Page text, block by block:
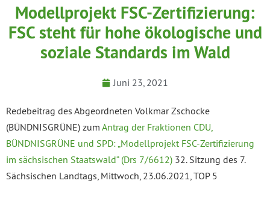
Modellprojekt FSC-Zertifizierung:
FSC steht für hohe ökologische und
soziale Standards im Wald
Juni 23, 2021
Redebeitrag des Abgeordneten Volkmar Zschocke
(BÜNDNISGRÜNE) zum Antrag der Fraktionen CDU,
BÜNDNISGRÜNE und SPD: „Modellprojekt FSC-Zertifizierung
im sächsischen Staatswald“ (Drs 7/6612) 32. Sitzung des 7.
Sächsischen Landtags, Mittwoch, 23.06.2021, TOP 5